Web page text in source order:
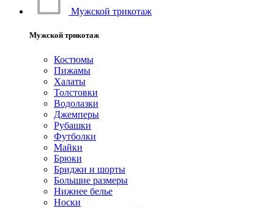
Мужской трикотаж
Мужской трикотаж
Костюмы
Пижамы
Халаты
Толстовки
Водолазки
Джемперы
Рубашки
Футболки
Майки
Брюки
Бриджи и шорты
Большие размеры
Нижнее белье
Носки